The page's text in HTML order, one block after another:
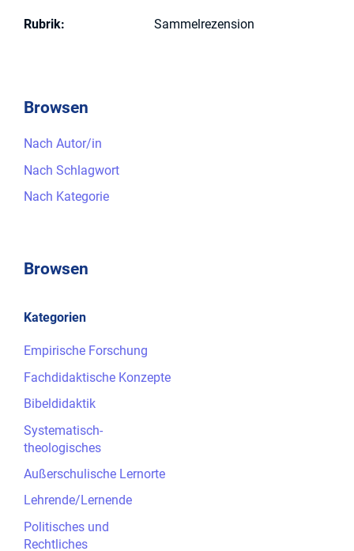
Rubrik: Sammelrezension
Browsen
Nach Autor/in
Nach Schlagwort
Nach Kategorie
Browsen
Kategorien
Empirische Forschung
Fachdidaktische Konzepte
Bibeldidaktik
Systematisch-
theologisches
Außerschulische Lernorte
Lehrende/Lernende
Politisches und
Rechtliches